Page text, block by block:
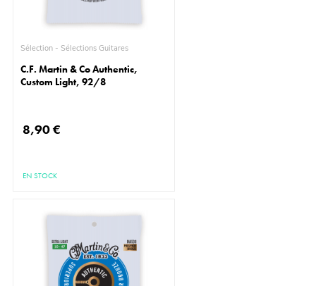
Sélection - Sélections Guitares
C.F. Martin & Co Authentic,
Custom Light, 92/8
8,90 €
EN STOCK